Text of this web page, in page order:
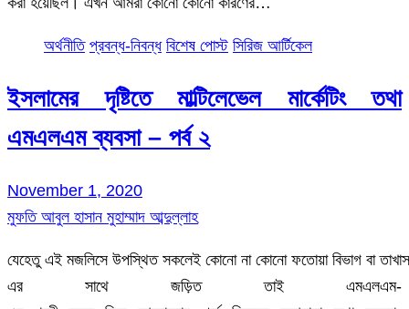
অর্থনীতি প্রবন্ধ-নিবন্ধ বিশেষ পোস্ট সিরিজ আর্টিকেল
ইসলামের দৃষ্টিতে মাল্টিলেভেল মার্কেটিং তথা
এমএলএম ব্যবসা – পর্ব ২
November 1, 2020
মুফতি আবুল হাসান মুহাম্মাদ আব্দুল্লাহ
যেহেতু এই মজলিসে উপস্থিত সকলেই কোনো না কোনো ফতোয়া বিভাগ বা
এর সাথে জড়িত তাই এমএলএম-